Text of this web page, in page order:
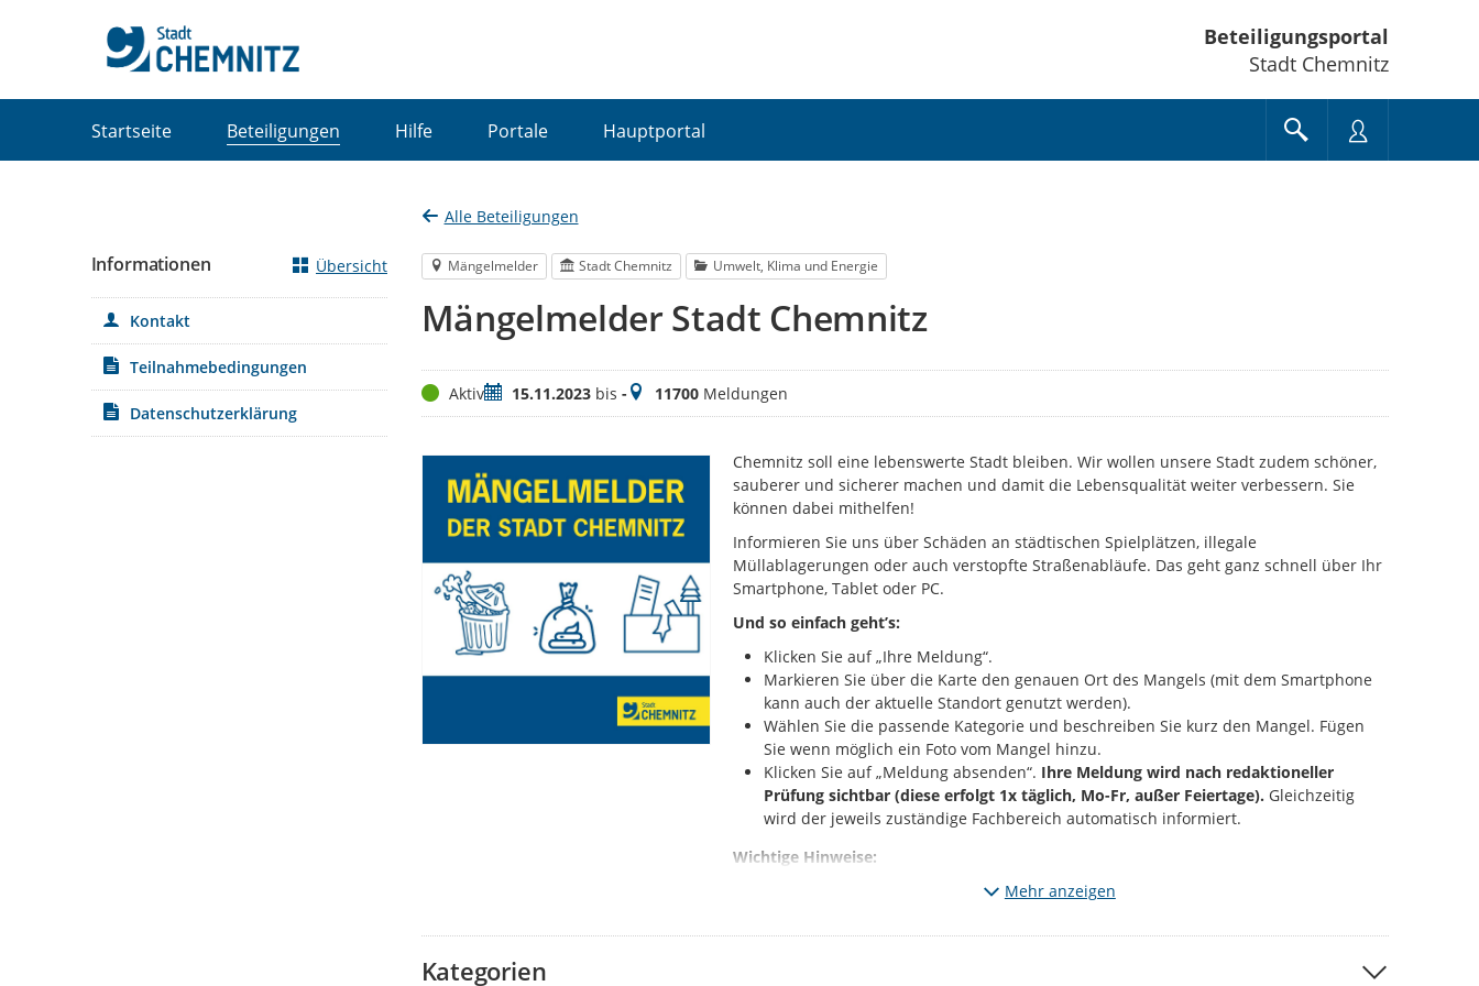
Beteiligungsportal
Stadt Chemnitz
Startseite Beteiligungen Hilfe Portale Hauptportal
Alle Beteiligungen
Mängelmelder Stadt Chemnitz Umwelt, Klima und Energie
Mängelmelder Stadt Chemnitz
StatusAktivZeitraum
15.11.2023bis -Meldungen
11700Meldungen
Chemnitz soll eine lebenswerte Stadt bleiben. Wir wollen unsere Stadt zudem schöner,
sauberer und sicherer machen und damit die Lebensqualität weiter verbessern. Sie
können dabei mithelfen!
Informieren Sie uns über Schäden an städtischen Spielplätzen, illegale
Müllablagerungen oder auch verstopfte Straßenabläufe. Das geht ganz schnell über Ihr
Smartphone, Tablet oder PC.
Und so einfach geht’s:
Klicken Sie auf „Ihre Meldung“.
Markieren Sie über die Karte den genauen Ort des Mangels (mit dem Smartphone
kann auch der aktuelle Standort genutzt werden).
Wählen Sie die passende Kategorie und beschreiben Sie kurz den Mangel. Fügen
Sie wenn möglich ein Foto vom Mangel hinzu.
Klicken Sie auf „Meldung absenden“. Ihre Meldung wird nach redaktioneller
Prüfung sichtbar (diese erfolgt 1x täglich, Mo-Fr, außer Feiertage). Gleichzeitig
wird der jeweils zuständige Fachbereich automatisch informiert.
Wichtige Hinweise:
Melden Sie bitte nur solche Mängel, die den vorgegebenen Kategorien entsprechen.
Behördenrufnummer 115 oder per Mail and115@stadt-chemnitz.de
Mehr anzeigen
Kategorien
Informationen Übersicht
Kontakt
Teilnahmebedingungen
Datenschutzerklärung